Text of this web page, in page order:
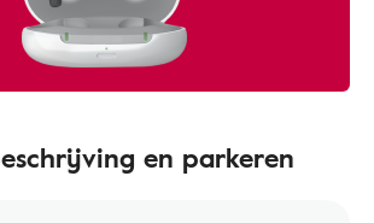
en parkeren